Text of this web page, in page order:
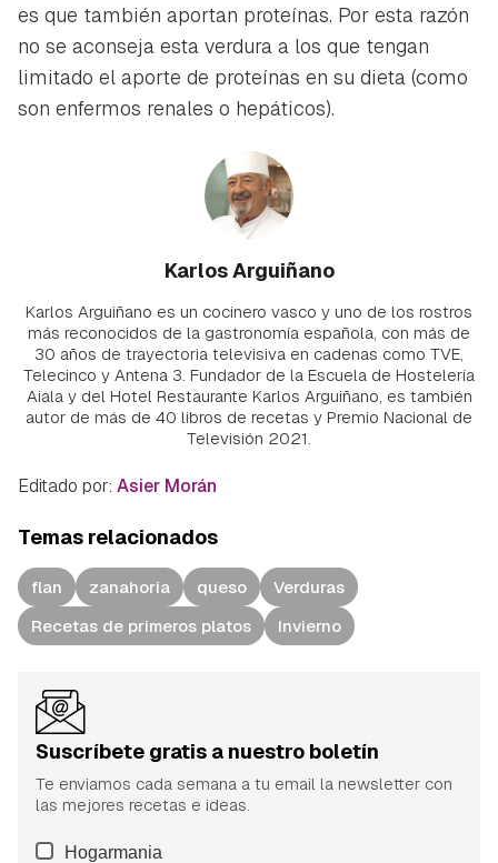
es que también aportan proteínas. Por esta razón
no se aconseja esta verdura a los que tengan
limitado el aporte de proteínas en su dieta (como
son enfermos renales o hepáticos).
Karlos Arguiñano
Karlos Arguiñano es un cocinero vasco y uno de los rostros
más reconocidos de la gastronomía española, con más de
30 años de trayectoria televisiva en cadenas como TVE,
Telecinco y Antena 3. Fundador de la Escuela de Hostelería
Aiala y del Hotel Restaurante Karlos Arguiñano, es también
autor de más de 40 libros de recetas y Premio Nacional de
Televisión 2021.
Editado por: Asier Morán
Temas relacionados
flan zanahoria queso
Verduras
Recetas de primeros platos
Invierno
Suscríbete gratis a nuestro boletín
Te enviamos cada semana a tu email la newsletter con
las mejores recetas e ideas.
Hogarmania